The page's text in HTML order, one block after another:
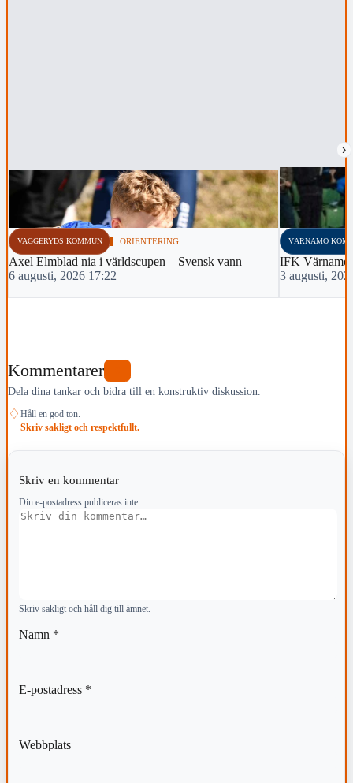
›
VAGGERYDS KOMMUN ORIENTERING
Axel Elmblad nia i världscupen – Svensk vann
6 augusti, 2026 17:22
VÄRNAMO
IFK Värnamo
3 augusti,
Kommentarer
Dela dina tankar och bidra till en konstruktiv diskussion.
♢ Håll en god ton.
Skriv sakligt och respektfullt.
Skriv en kommentar
Din e-postadress publiceras inte.
Kommentar
Skriv sakligt och håll dig till ämnet.
Namn *
E-postadress *
Webbplats